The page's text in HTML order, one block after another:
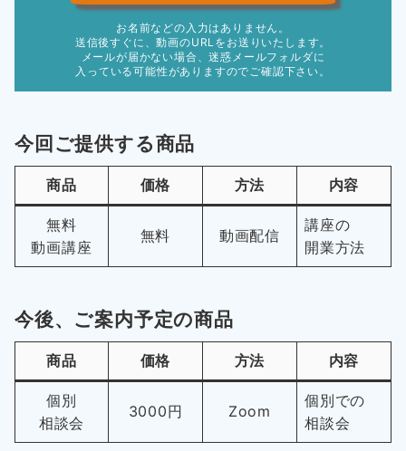
お名前などの入力はありません。
送信後すぐに、動画のURLをお送りいたします。
メールが届かない場合、迷惑メールフォルダに
入っている可能性がありますのでご確認下さい。
今回ご提供する商品
商品 価格 方法 内容
無料
動画講座
無料 動画配信
講座の
開業方法
今後、ご案内予定の商品
商品 価格 方法 内容
個別
相談会
3000円 Zoom
個別での
相談会